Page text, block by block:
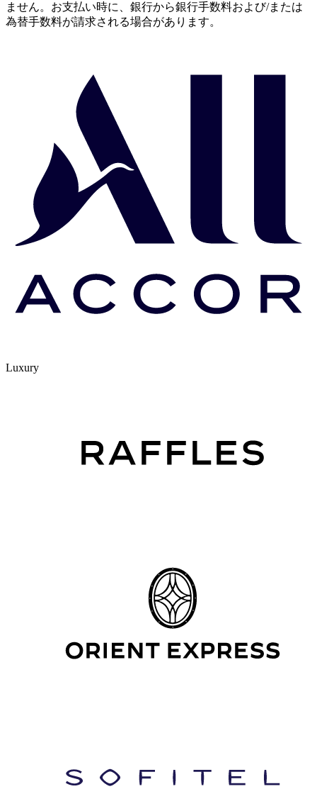
ません。お支払い時に、銀行から銀行手数料および/または
為替手数料が請求される場合があります。
Luxury